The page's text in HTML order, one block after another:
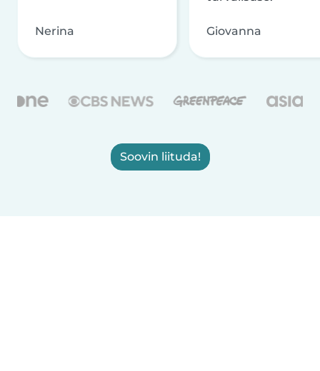
Nerina Giovanna
Soovin liituda!